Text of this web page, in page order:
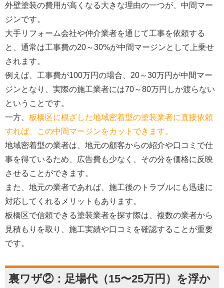
外壁塗装の費用が高くなる大きな理由の一つが、中間マー
ジンです。
大手リフォーム会社や仲介業者を通じて工事を依頼する
と、通常は工事費の20～30%が中間マージンとして上乗せ
されます。
例えば、工事費が100万円の場合、20～30万円が中間マー
ジンとなり、実際の施工業者には70～80万円しか渡らない
ということです。
一方、 板橋区に根ざした地域密着型の塗装業者に直接依頼
すれば、この中間マージンをカットできます。
地域密着型の業者は、地元の顧客からの紹介や口コミで仕
事を得ているため、広告費も少なく、その分を価格に反映
させることができます。
また、地元の業者であれば、施工後のトラブルにも迅速に
対応してくれるメリットもあります。
板橋区で信頼できる塗装業者を探す際は、複数の業者から
見積もりを取り、施工実績や口コミを確認することが重要
です。
裏ワザ②：足場代（15〜25万円）を浮か